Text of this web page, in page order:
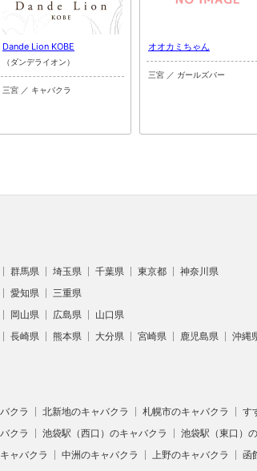
Dande Lion KOBE
（ダンデライオン）
三宮 ／ キャバクラ
オオカミちゃん
三宮 ／ ガールズバー
群馬県 埼玉県 千葉県 東京都 神奈川県
愛知県 三重県
岡山県 広島県 山口県
長崎県 熊本県 大分県 宮崎県 鹿児島県 沖縄
クラ 北新地のキャバクラ 札幌市のキャバクラ す
クラ 池袋駅（西口）のキャバクラ 池袋駅（東口）
ャバクラ 中洲のキャバクラ 上野のキャバクラ 函